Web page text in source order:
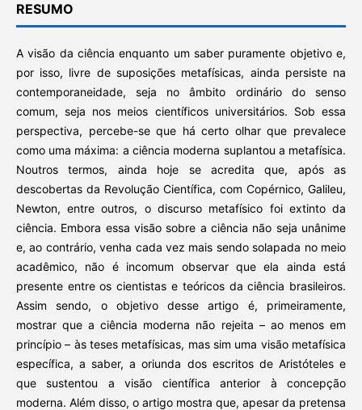
RESUMO
A visão da ciência enquanto um saber puramente objetivo e,
por isso, livre de suposições metafísicas, ainda persiste na
contemporaneidade, seja no âmbito ordinário do senso
comum, seja nos meios científicos universitários. Sob essa
perspectiva, percebe-se que há certo olhar que prevalece
como uma máxima: a ciência moderna suplantou a metafísica.
Noutros termos, ainda hoje se acredita que, após as
descobertas da Revolução Científica, com Copérnico, Galileu,
Newton, entre outros, o discurso metafísico foi extinto da
ciência. Embora essa visão sobre a ciência não seja unânime
e, ao contrário, venha cada vez mais sendo solapada no meio
acadêmico, não é incomum observar que ela ainda está
presente entre os cientistas e teóricos da ciência brasileiros.
Assim sendo, o objetivo desse artigo é, primeiramente,
mostrar que a ciência moderna não rejeita – ao menos em
princípio – às teses metafísicas, mas sim uma visão metafísica
específica, a saber, a oriunda dos escritos de Aristóteles e
que sustentou a visão científica anterior à concepção
moderna. Além disso, o artigo mostra que, apesar da pretensa